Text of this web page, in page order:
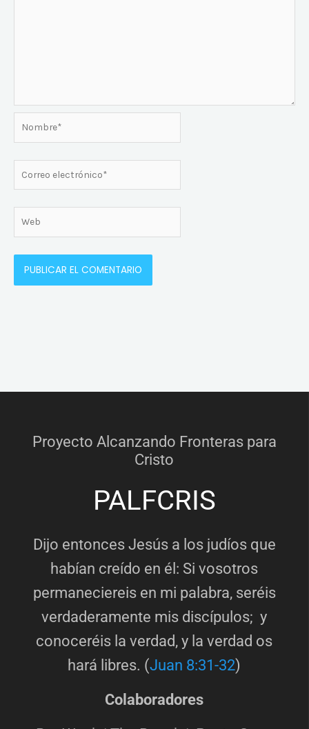
Nombre*
Correo
electrónico*
Web
Proyecto Alcanzando Fronteras para
Cristo
PALFCRIS
Dijo entonces Jesús a los judíos que
habían creído en él: Si vosotros
permaneciereis en mi palabra, seréis
verdaderamente mis discípulos; y
conoceréis la verdad, y la verdad os
hará libres. (Juan 8:31-32)
Colaboradores